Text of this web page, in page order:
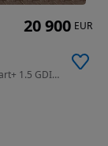
1497 cm3 • 163 CP • KGM - SsangYong Korando Smart+ 1.5 GDI-Turbo 163 CP Manual 6 Trepte
20 900 EUR